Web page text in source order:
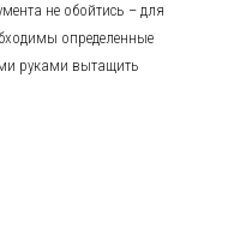
не обойтись – для
определенные
руками вытащить